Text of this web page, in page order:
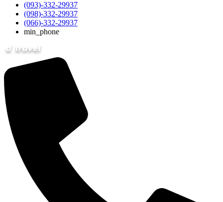
(093)-332-29937
(098)-332-29937
(066)-332-29937
min_phone